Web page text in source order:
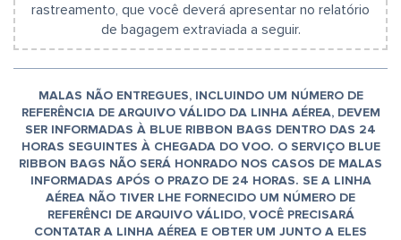
rastreamento, que você deverá apresentar no relatório
de bagagem extraviada a seguir.
MALAS NÃO ENTREGUES, INCLUINDO UM NÚMERO DE
REFERÊNCIA DE ARQUIVO VÁLIDO DA LINHA AÉREA, DEVEM
SER INFORMADAS À BLUE RIBBON BAGS DENTRO DAS 24
HORAS SEGUINTES À CHEGADA DO VOO. O SERVIÇO BLUE
RIBBON BAGS NÃO SERÁ HONRADO NOS CASOS DE MALAS
INFORMADAS APÓS O PRAZO DE 24 HORAS. SE A LINHA
AÉREA NÃO TIVER LHE FORNECIDO UM NÚMERO DE
REFERÊNCI DE ARQUIVO VÁLIDO, VOCÊ PRECISARÁ
CONTATAR A LINHA AÉREA E OBTER UM JUNTO A ELES